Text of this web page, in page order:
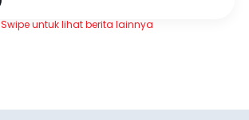
Swipe untuk lihat berita lainnya